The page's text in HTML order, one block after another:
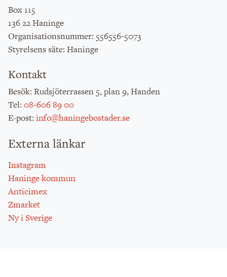
Box 115
136 22 Haninge
Organisationsnummer: 556556-5073
Styrelsens säte: Haninge
Kontakt
Besök: Rudsjöterrassen 5, plan 9, Handen
Tel: 08-606 89 00
E-post: info@haningebostader.se
Externa länkar
Instagram
Haninge kommun
Anticimex
Zmarket
Ny i Sverige